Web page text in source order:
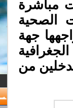
مباشرة
الصحية
جهة
من